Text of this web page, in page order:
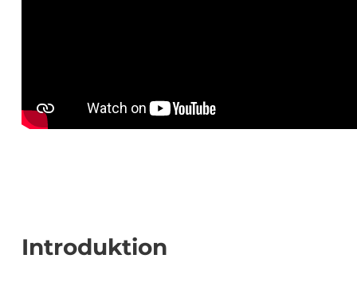
Introduktion